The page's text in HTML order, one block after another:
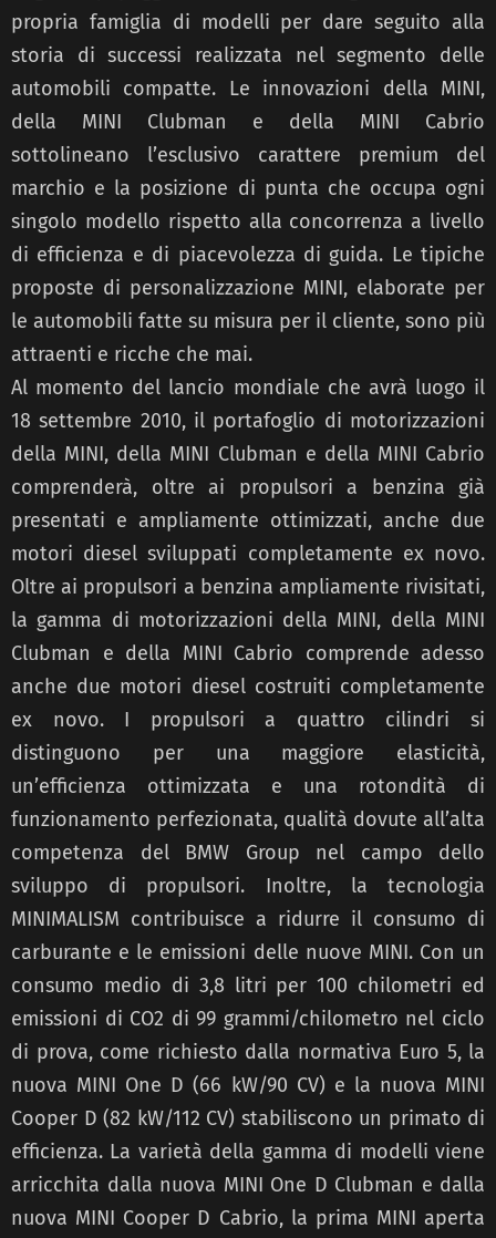
propria famiglia di modelli per dare seguito alla
storia di successi realizzata nel segmento delle
automobili compatte. Le innovazioni della MINI,
della MINI Clubman e della MINI Cabrio
sottolineano l’esclusivo carattere premium del
marchio e la posizione di punta che occupa ogni
singolo modello rispetto alla concorrenza a livello
di efficienza e di piacevolezza di guida. Le tipiche
proposte di personalizzazione MINI, elaborate per
le automobili fatte su misura per il cliente, sono più
attraenti e ricche che mai.
Al momento del lancio mondiale che avrà luogo il
18 settembre 2010, il portafoglio di motorizzazioni
della MINI, della MINI Clubman e della MINI Cabrio
comprenderà, oltre ai propulsori a benzina già
presentati e ampliamente ottimizzati, anche due
motori diesel sviluppati completamente ex novo.
Oltre ai propulsori a benzina ampliamente rivisitati,
la gamma di motorizzazioni della MINI, della MINI
Clubman e della MINI Cabrio comprende adesso
anche due motori diesel costruiti completamente
ex novo. I propulsori a quattro cilindri si
distinguono per una maggiore elasticità,
un’efficienza ottimizzata e una rotondità di
funzionamento perfezionata, qualità dovute all’alta
competenza del BMW Group nel campo dello
sviluppo di propulsori. Inoltre, la tecnologia
MINIMALISM contribuisce a ridurre il consumo di
carburante e le emissioni delle nuove MINI. Con un
consumo medio di 3,8 litri per 100 chilometri ed
emissioni di CO2 di 99 grammi/chilometro nel ciclo
di prova, come richiesto dalla normativa Euro 5, la
nuova MINI One D (66 kW/90 CV) e la nuova MINI
Cooper D (82 kW/112 CV) stabiliscono un primato di
efficienza. La varietà della gamma di modelli viene
arricchita dalla nuova MINI One D Clubman e dalla
nuova MINI Cooper D Cabrio, la prima MINI aperta